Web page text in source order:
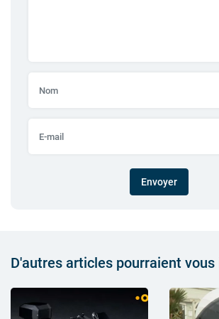
Envoyer
D'autres articles pourraient